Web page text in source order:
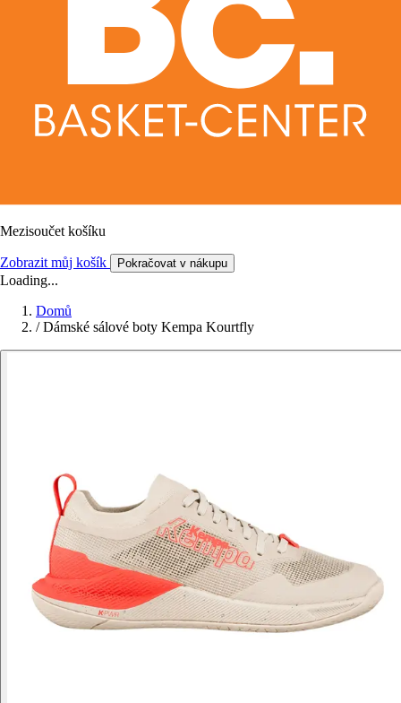
Mezisoučet košíku
Zobrazit můj košík Pokračovat v nákupu
Loading...
Domů
/ Dámské sálové boty Kempa Kourtfly